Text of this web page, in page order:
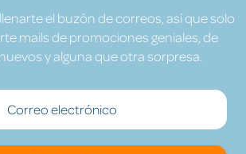
el buzón de correos, así que solo
mails de promociones geniales, de
y alguna que otra sorpresa.